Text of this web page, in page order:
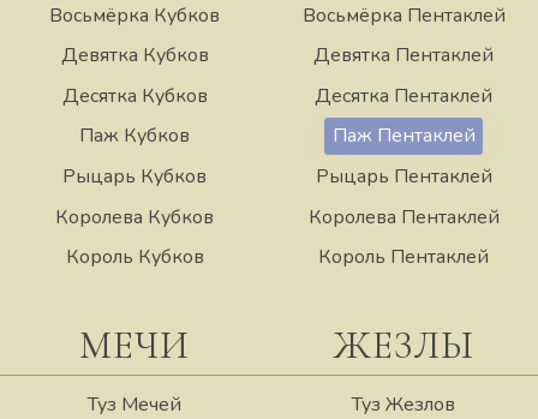
Восьмёрка Кубков
Девятка Кубков
Десятка Кубков
Паж Кубков
Рыцарь Кубков
Королева Кубков
Король Кубков
Восьмёрка Пентаклей
Девятка Пентаклей
Десятка Пентаклей
Паж Пентаклей
Рыцарь Пентаклей
Королева Пентаклей
Король Пентаклей
МЕЧИ
Туз Мечей
ЖЕЗЛЫ
Туз Жезлов